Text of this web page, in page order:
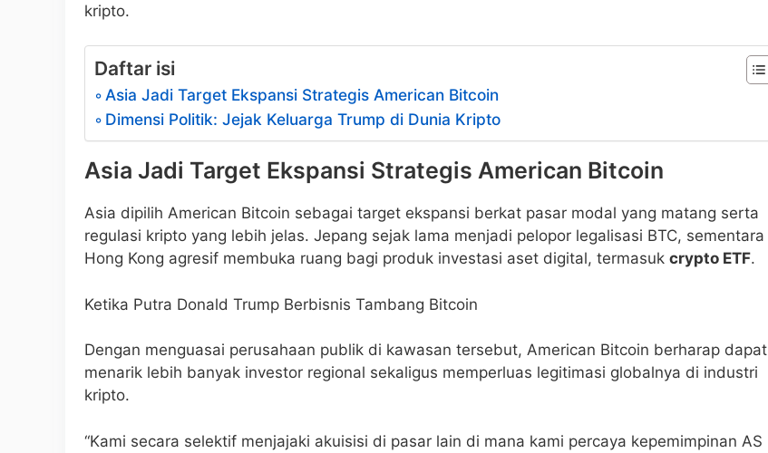
kripto.
Daftar isi
Asia Jadi Target Ekspansi Strategis American Bitcoin
Dimensi Politik: Jejak Keluarga Trump di Dunia Kripto
Asia Jadi Target Ekspansi Strategis American Bitcoin
Asia dipilih American Bitcoin sebagai target ekspansi berkat pasar modal yang matang serta
regulasi kripto yang lebih jelas. Jepang sejak lama menjadi pelopor legalisasi BTC, sementara
Hong Kong agresif membuka ruang bagi produk investasi aset digital, termasuk crypto ETF.
Ketika Putra Donald Trump Berbisnis Tambang Bitcoin
Dengan menguasai perusahaan publik di kawasan tersebut, American Bitcoin berharap dapat
menarik lebih banyak investor regional sekaligus memperluas legitimasi globalnya di industri
kripto.
“Kami secara selektif menjajaki akuisisi di pasar lain di mana kami percaya kepemimpinan AS